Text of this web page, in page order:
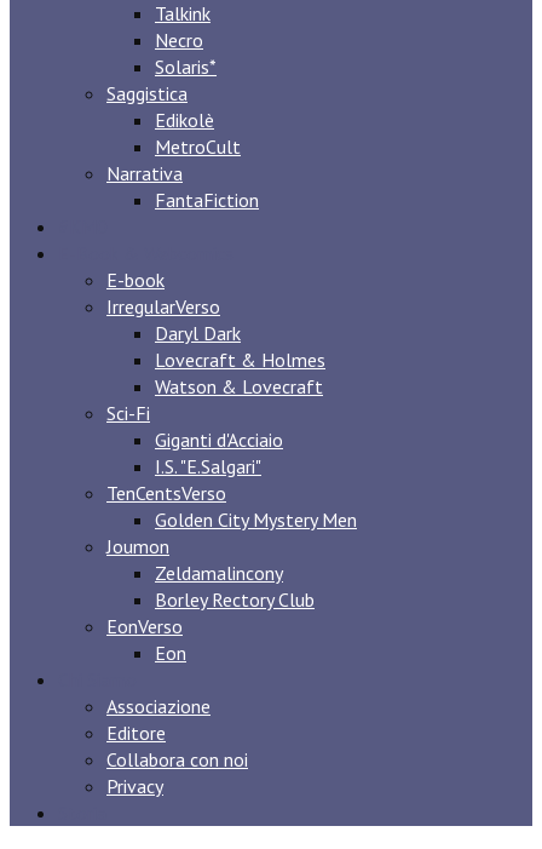
Talkink
Necro
Solaris*
Saggistica
Edikolè
MetroCult
Narrativa
FantaFiction
E-book
IrregularVerso
Daryl Dark
Lovecraft & Holmes
Watson & Lovecraft
Sci-Fi
Giganti d'Acciaio
I.S. "E.Salgari"
TenCentsVerso
Golden City Mystery Men
Joumon
Zeldamalincony
Borley Rectory Club
EonVerso
Eon
Associazione
Editore
Collabora con noi
Privacy